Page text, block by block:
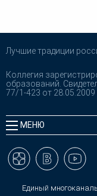
Лучшие традиции
Коллегия
образований.
77/1-423 от 28.05.2009
МЕНЮ
Единый